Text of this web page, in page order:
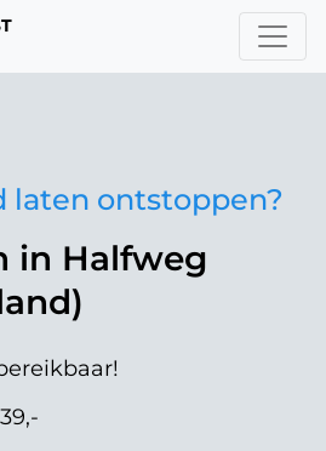
laten ontstoppen?
in Halfweg